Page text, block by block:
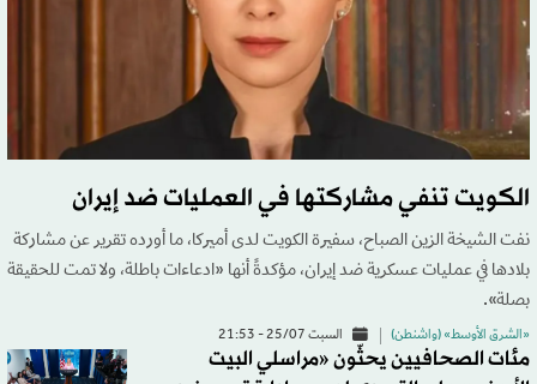
الكويت تنفي مشاركتها في العمليات ضد إيران
نفت الشيخة الزين الصباح، سفيرة الكويت لدى أميركا، ما أورده تقرير عن مشاركة
بلادها في عمليات عسكرية ضد إيران، مؤكدةً أنها «ادعاءات باطلة، ولا تمت للحقيقة
بصلة».
«الشرق الأوسط» (واشنطن) السبت 25/07 - 21:53
مئات الصحافيين يحثّون «مراسلي البيت